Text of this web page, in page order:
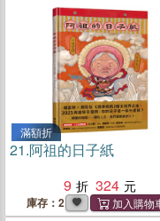
滿額折
21.阿祖的日子紙
9
324
庫存：2